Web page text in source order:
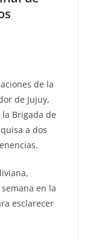
de la
de Jujuy,
Brigada de
a dos
en la
esclarecer